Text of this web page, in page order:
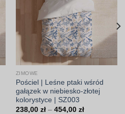
ZIMOWE
Pościel | Leśne ptaki wśród
gałązek w niebiesko-złotej
kolorystyce | SZ003
238,00 zł – 454,00 złZakres